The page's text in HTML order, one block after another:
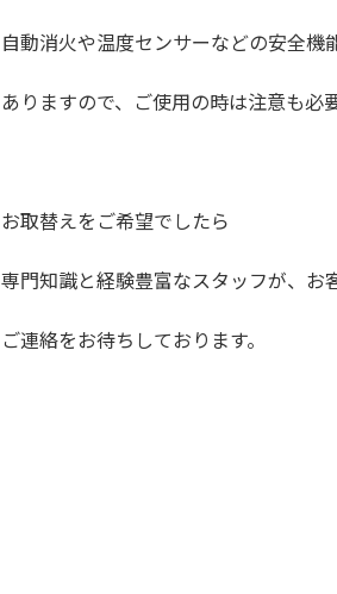
自動消火や温度センサーなどの安全機
ありますので、ご使用の時は注意も必
お取替えをご希望でしたら
専門知識と経験豊富なスタッフが、
ご連絡をお待ちしております。